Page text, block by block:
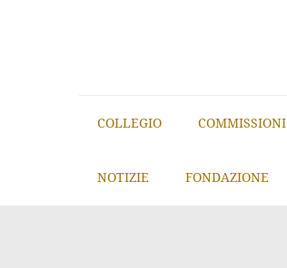
COLLEGIO COMMISSIONI
NOTIZIE FONDAZIONE